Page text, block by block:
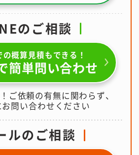
のご相談
の概算見積もできる！
簡単問い合わせ
ご依頼の有無に関わらず、
問い合わせください
ルのご相談